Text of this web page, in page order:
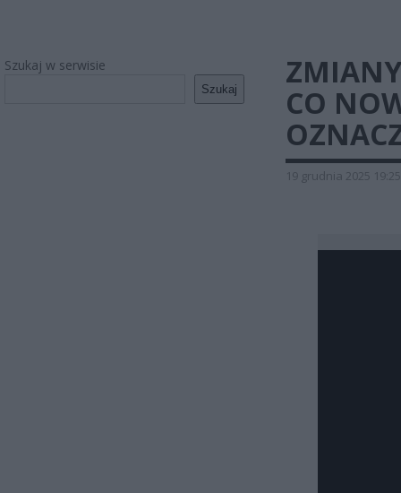
Szukaj w serwisie
Szukaj
CO
19 grudnia 2025 19:25